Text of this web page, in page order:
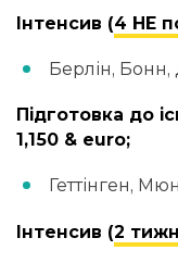
Інтенсив (4 НЕ
Берлін,
Підготовка до
1,150 & euro;
Геттінген,
Інтенсив (2